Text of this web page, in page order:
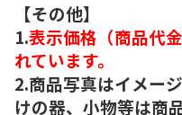
【その他】
1.表示価格（商品代
れています。
2.商品写真はイメー
けの器、小物等は商